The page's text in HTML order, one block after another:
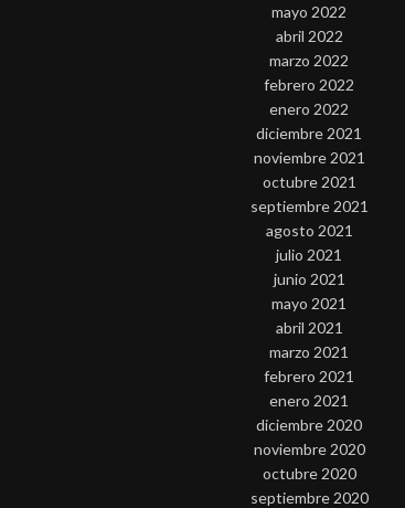
mayo 2022
abril 2022
marzo 2022
febrero 2022
enero 2022
diciembre 2021
noviembre 2021
octubre 2021
septiembre 2021
agosto 2021
julio 2021
junio 2021
mayo 2021
abril 2021
marzo 2021
febrero 2021
enero 2021
diciembre 2020
noviembre 2020
octubre 2020
septiembre 2020